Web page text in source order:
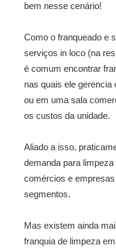
bem nesse cenário!
Como o franqueado e
serviços in loco (na
é comum encontrar
nas quais ele gerencia
ou em uma sala
os custos da unidade.
Aliado a isso,
demanda para
comércios e
segmentos.
Mas existem ainda
franquia de limpeza